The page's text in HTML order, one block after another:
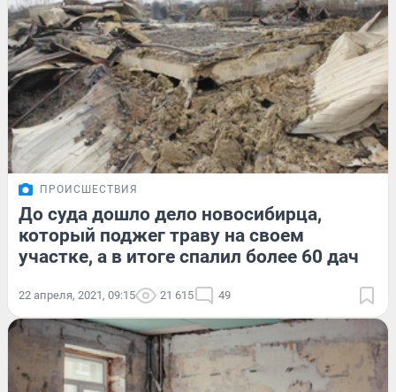
ПРОИСШЕСТВИЯ
До суда дошло дело новосибирца,
который поджег траву на своем
участке, а в итоге спалил более 60 дач
22 апреля, 2021, 09:15 21 615 49